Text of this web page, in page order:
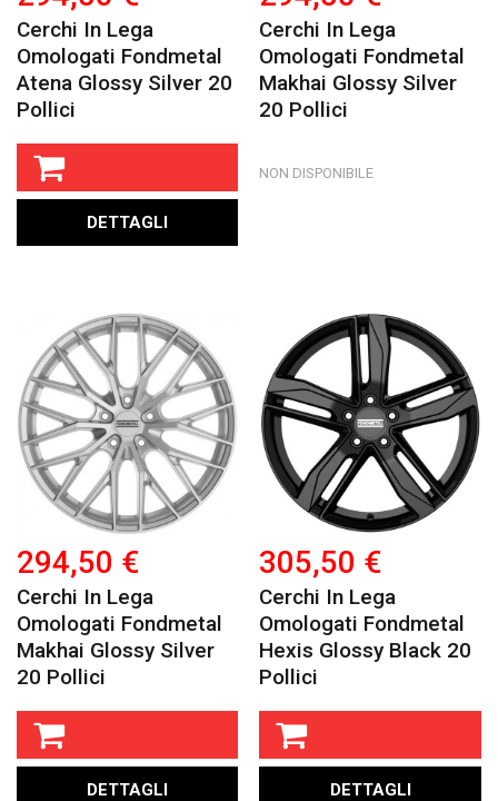
Cerchi In Lega
Omologati Fondmetal
Atena Glossy Silver 20
Pollici
DETTAGLI
Cerchi In Lega
Omologati Fondmetal
Makhai Glossy Silver
20 Pollici
NON DISPONIBILE
294,50 €
Cerchi In Lega
Omologati Fondmetal
Makhai Glossy Silver
20 Pollici
DETTAGLI
305,50 €
Cerchi In Lega
Omologati Fondmetal
Hexis Glossy Black 20
Pollici
DETTAGLI